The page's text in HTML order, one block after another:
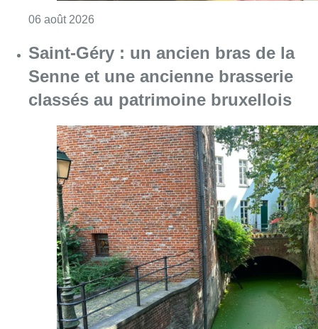
06 août 2026
Saint-Géry : un ancien bras de la
Senne et une ancienne brasserie
classés au patrimoine bruxellois